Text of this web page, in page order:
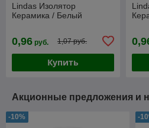
Lindas Изолятор
Керамика / Белый
0,96 руб. 1,07 руб.
Купить
Акционные предложения и
-10% -